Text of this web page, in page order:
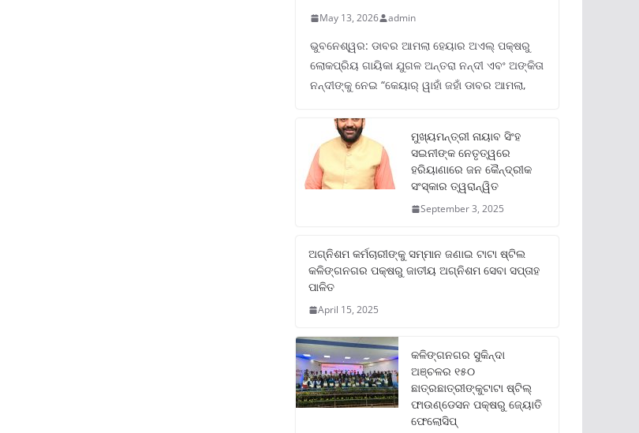
May 13, 2026 admin
ଭୁବନେଶ୍ୱର: ଡାବର ଆମଲା ହେୟାର ଅଏଲ୍ ପକ୍ଷରୁ
ଲୋକପ୍ରିୟ ଗାୟିକା ଯୁଗଳ ଅନ୍ତରା ନନ୍ଦୀ ଏବଂ ଅଙ୍କିତା
ନନ୍ଦୀଙ୍କୁ ନେଇ “କେୟାର୍ ୱାହାଁ ଜହାଁ ଡାବର ଆମଲା,
ମୁଖ୍ୟମନ୍ତ୍ରୀ ନାୟାବ ସିଂହ
ସଇନୀଙ୍କ ନେତୃତ୍ୱରେ
ହରିୟାଣାରେ ଜନ କୈନ୍ଦ୍ରୀକ
ସଂସ୍କାର ତ୍ୱରାନ୍ୱିତ
September 3, 2025
ଅଗ୍ନିଶମ କର୍ମଚାରୀଙ୍କୁ ସମ୍ମାନ ଜଣାଇ ଟାଟା ଷ୍ଟିଲ
କଳିଙ୍ଗନଗର ପକ୍ଷରୁ ଜାତୀୟ ଅଗ୍ନିଶମ ସେବା ସପ୍ତାହ
ପାଳିତ
April 15, 2025
କଳିଙ୍ଗନଗର ସୁକିନ୍ଦା
ଅଞ୍ଚଳର ୧୫୦
ଛାତ୍ରଛାତ୍ରୀଙ୍କୁଟାଟା ଷ୍ଟିଲ୍
ଫାଉଣ୍ଡେସନ ପକ୍ଷରୁ ଜ୍ୟୋତି
ଫେଲୋସିପ୍‌